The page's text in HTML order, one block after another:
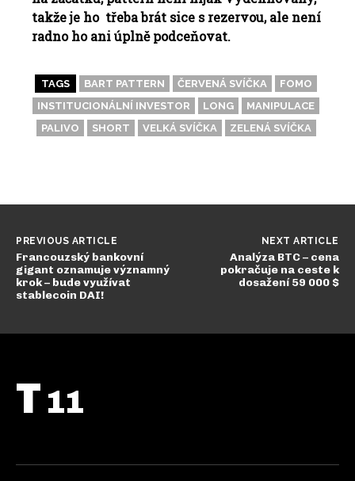
takže je ho třeba brát sice s rezervou, ale není
radno ho ani úplně podceňovat.
TAGS BART PATTERN ČERVENÁ SVÍČKA
FOMO
INSTITUCIONÁLNÍ INVESTOR
LONG
MANIPULACE
PALIVO
SHORT VELKÁ SVÍČKA ZELENÁ SVÍČKA
PREVIOUS ARTICLE
Francouzský bankovní
gigant oznamuje významný
krok – bude využívat
stablecoin DAI!
NEXT ARTICLE
Analýza BTC – cena
pokračuje na ceste k
dosažení 59 000 $
T 11